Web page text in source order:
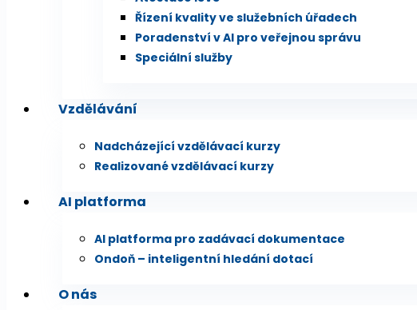
Řízení kvality ve služebních úřadech
Poradenství v AI pro veřejnou správu
Speciální služby
Vzdělávání
Nadcházející vzdělávací kurzy
Realizované vzdělávací kurzy
AI platforma
AI platforma pro zadávací dokumentace
Ondoň – inteligentní hledání dotací
O nás